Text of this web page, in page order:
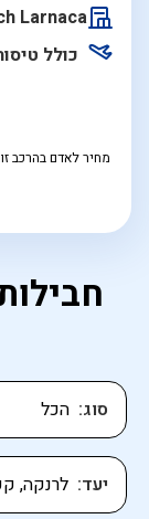
Larnaca
כולל
מחיר לאדם בהרכב
יעד
סוג